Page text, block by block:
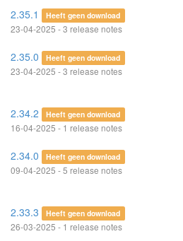
2.35.1 Heeft geen download
23-04-2025 - 3 release notes
2.35.0 Heeft geen download
23-04-2025 - 3 release notes
2.34.2 Heeft geen download
16-04-2025 - 1 release notes
2.34.0 Heeft geen download
09-04-2025 - 5 release notes
2.33.3 Heeft geen download
26-03-2025 - 1 release notes